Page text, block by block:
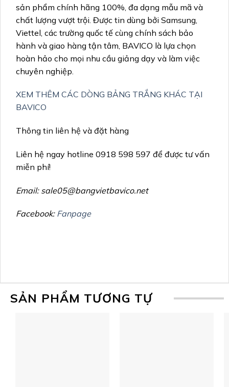
sản phẩm chính hãng 100%, đa dạng mẫu mã và
chất lượng vượt trội. Được tin dùng bởi Samsung,
Viettel, các trường quốc tế cùng chính sách bảo
hành và giao hàng tận tâm, BAVICO là lựa chọn
hoàn hảo cho mọi nhu cầu giảng dạy và làm việc
chuyên nghiệp.
XEM THÊM CÁC DÒNG BẢNG TRẮNG KHÁC TẠI
BAVICO
Thông tin liên hệ và đặt hàng
Liên hệ ngay hotline 0918 598 597 để được tư vấn
miễn phí!
Email: sale05@bangvietbavico.net
Facebook: Fanpage
SẢN PHẨM TƯƠNG TỰ